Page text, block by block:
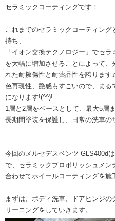
セラミックコーティングです！
これまでのセラミックコーティン
持ち、
「イオン交換テクノロジー」でセ
を大幅に増加させることによって
れた耐擦傷性と耐薬品性を誇ります
色再現性、艶感もすごいので、まる
になります!(^^)!
1層と2層をベースとして、最大5層
長期間塗装を保護し、日常の洗車の
今回のメルセデスベンツ GLS400d
で、セラミックプロポリッシュメン
合わせてホイールコーティングを施
まずは、ボディ洗車、ドアヒンジ
リーニングをしていきます。